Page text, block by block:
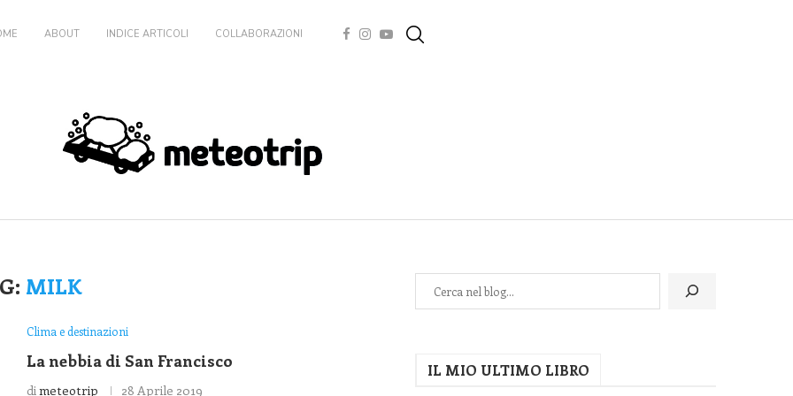
ABOUT INDICE ARTICOLI COLLABORAZIONI
MILK
Clima e destinazioni
La nebbia di San Francisco
dimeteotrip 28 Aprile 2019
IL MIO ULTIMO LIBRO